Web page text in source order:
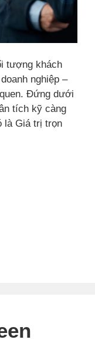
tượng khách
nghiệp –
Đứng dưới
tích kỹ càng
là Giá trị trọn